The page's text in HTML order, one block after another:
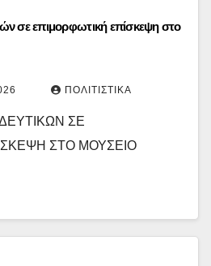
σε επιμορφωτική επίσκεψη στο
ΠΟΛΙΤΙΣΤΙΚΆ
ΣΕ
ΣΤΟ ΜΟΥΣΕΙΟ